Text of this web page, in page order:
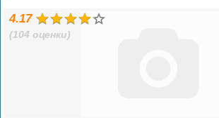
4.17
(104 оценки)